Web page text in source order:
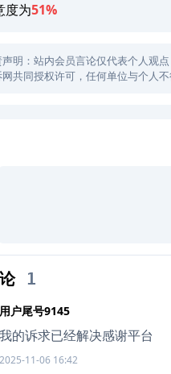
度为51%
明：站内会员言论仅代表个人观
共同授权许可，任何单位与个人
1
用户尾号9145
我的诉求已经解决感谢平台
2025-11-06 16:42